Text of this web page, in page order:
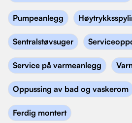
Pumpeanlegg
Sentralstøvsuger
Service på varmeanlegg
Oppussing av bad og vaskerom
Ferdig montert